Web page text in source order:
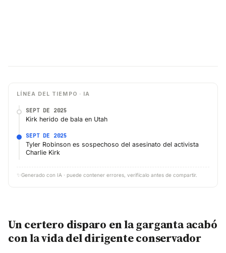
LÍNEA DEL TIEMPO · IA
SEPT DE 2025
Kirk herido de bala en Utah
SEPT DE 2025
Tyler Robinson es sospechoso del asesinato del activista
Charlie Kirk
✨ Generado con IA · puede contener errores, verifícalo antes de compartir.
Un certero disparo en la garganta acabó
con la vida del dirigente conservador